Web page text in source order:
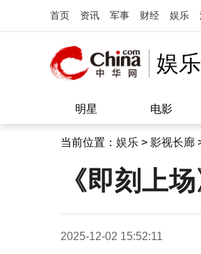
首页 资讯 军事 财经 娱乐
娱乐
明星 电影
当前位置： 娱乐 > 影视长廊
《即刻上
2025-12-02 15:52:11